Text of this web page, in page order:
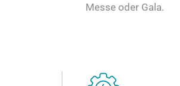
Messe oder Gala.